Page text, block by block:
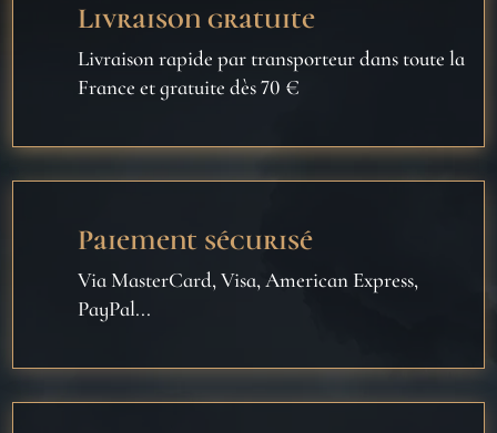
Livraison gratuite
Livraison rapide par transporteur dans toute la
France et gratuite dès 70 €
Paiement sécurisé
Via MasterCard, Visa, American Express,
PayPal...